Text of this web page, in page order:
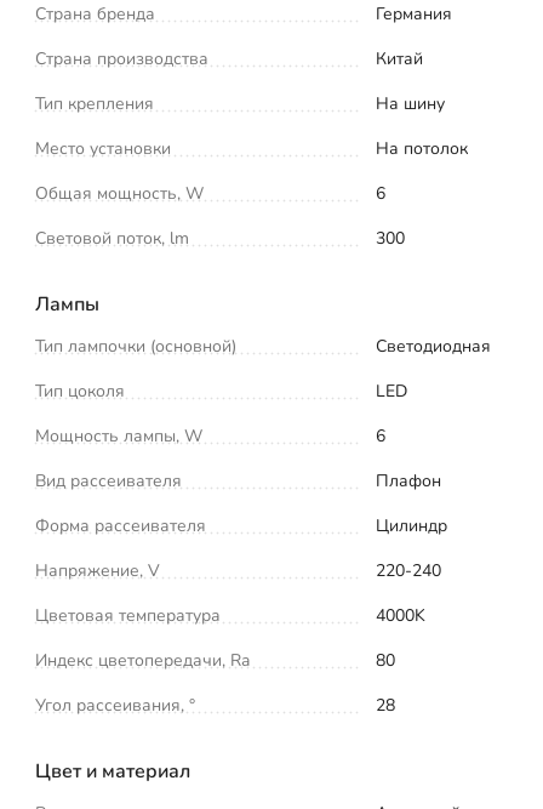
Страна бренда
Германия
Страна производства
Китай
Тип крепления
На шину
Место установки
На потолок
Общая мощность, W
6
Световой поток, lm
300
Лампы
Тип лампочки (основной)
Светодиодная
Тип цоколя
LED
Мощность лампы, W
6
Вид рассеивателя
Плафон
Форма рассеивателя
Цилиндр
Напряжение, V
220-240
Цветовая температура
4000K
Индекс цветопередачи, Ra
80
Угол рассеивания, °
28
Цвет и материал